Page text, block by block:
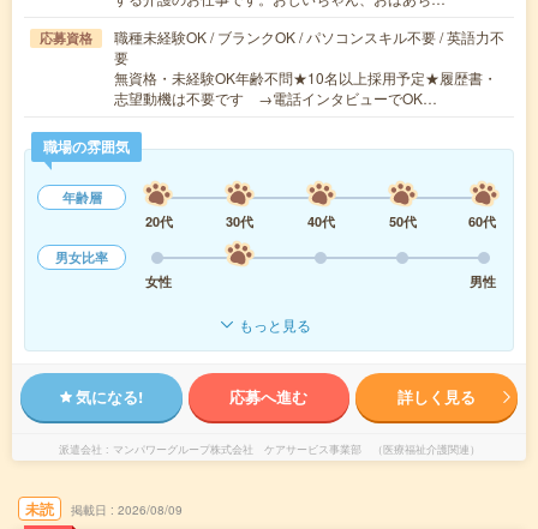
応募資格
職種未経験OK / ブランクOK / パソコンスキル不要 / 英語力不
要
無資格・未経験OK年齢不問★10名以上採用予定★履歴書・
志望動機は不要です →電話インタビューでOK…
職場の雰囲気
年齢層
20代
30代 40代 50代
60代
男女比率
女性
男性
もっと見る
気になる! 応募へ進む 詳しく見る
派遣会社 マンパワーグループ株式会社 ケアサービス事業部 （医療福祉介護関連）
未読 掲載日 2026/08/09